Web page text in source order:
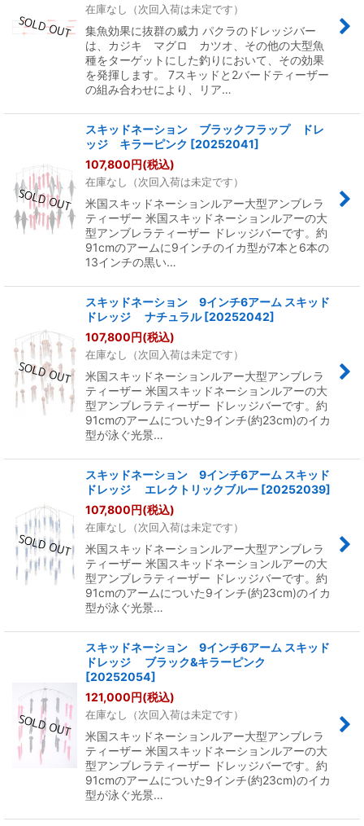
在庫なし（次回入荷は未定です）
集魚効果に抜群の威力 パクラのドレッジバー
は、カジキ マグロ カツオ、その他の大型魚
種をターゲットにした釣りにおいて、その効果
を発揮します。 7スキッドと2バードティーザー
の組み合わせにより、リア…
スキッドネーション ブラックフラップ ドレ
ッジ キラーピンク [20252041]
107,800円(税込)
在庫なし（次回入荷は未定です）
米国スキッドネーションルアー大型アンブレラ
ティーザー 米国スキッドネーションルアーの大
型アンブレラティーザー ドレッジバーです。約
91cmのアームに9インチのイカ型が7本と6本の
13インチの黒い…
スキッドネーション 9インチ6アーム スキッド
ドレッジ ナチュラル [20252042]
107,800円(税込)
在庫なし（次回入荷は未定です）
米国スキッドネーションルアー大型アンブレラ
ティーザー 米国スキッドネーションルアーの大
型アンブレラティーザー ドレッジバーです。約
91cmのアームについた9インチ(約23cm)のイカ
型が泳ぐ光景…
スキッドネーション 9インチ6アーム スキッド
ドレッジ エレクトリックブルー [20252039]
107,800円(税込)
在庫なし（次回入荷は未定です）
米国スキッドネーションルアー大型アンブレラ
ティーザー 米国スキッドネーションルアーの大
型アンブレラティーザー ドレッジバーです。約
91cmのアームについた9インチ(約23cm)のイカ
型が泳ぐ光景…
スキッドネーション 9インチ6アーム スキッド
ドレッジ ブラック&キラーピンク
[20252054]
121,000円(税込)
在庫なし（次回入荷は未定です）
米国スキッドネーションルアー大型アンブレラ
ティーザー 米国スキッドネーションルアーの大
型アンブレラティーザー ドレッジバーです。約
91cmのアームについた9インチ(約23cm)のイカ
型が泳ぐ光景…